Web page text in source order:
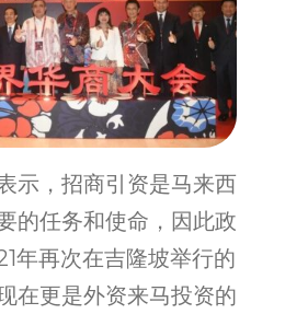
示，招商引资是马来西
的任务和使命，因此政
年再次在吉隆坡举行的
在更是外资来马投资的